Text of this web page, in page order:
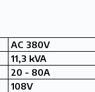
AC 380V
11,3 kVA
20 - 80A
108V